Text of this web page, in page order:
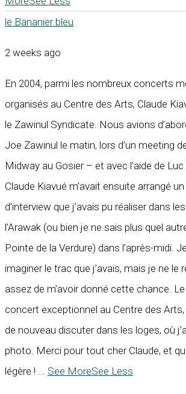
le Bananier bleu
2 weeks ago
En 2004, parmi les nombreux concerts
organisés au Centre des Arts, Claude
le Zawinul Syndicate. Nous avions
Joe Zawinul le matin, lors d’un meeting
Midway au Gosier – et avec l’aide de
Claude Kiavué m’avait ensuite arrangé
d’interview que j’avais pu réaliser dans
l’Arawak (ou bien je ne sais plus quel
Pointe de la Verdure) dans l’après-midi.
imaginer le trac que j’avais, mais je ne le
assez de m’avoir donné cette chance.
concert exceptionnel au Centre des
de nouveau discuter dans les loges, où
photo. Merci pour tout cher Claude, et
légère !
See MoreSee Less